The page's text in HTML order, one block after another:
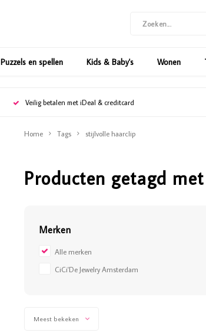
Puzzels en spellen Kids & Baby's Wonen
Veilig betalen met iDeal & creditcard
Home Tags stijlvolle haarclip
Producten getagd
Merken
Alle merken
CiCi'De Jewelry Amsterdam
Meest bekeken